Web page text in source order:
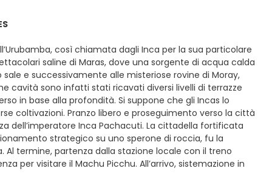
così chiamata dagli Inca per la sua particolare
saline di Maras, dove una sorgente di acqua calda
e successivamente alle misteriose rovine di Moray,
cavità sono infatti stati ricavati diversi livelli di terrazze
in base alla profondità. Si suppone che gli Incas lo
coltivazioni. Pranzo libero e proseguimento verso la città
dell’imperatore Inca Pachacuti. La cittadella fortificata
strategico su uno sperone di roccia, fu la
termine, partenza dalla stazione locale con il treno
per visitare il Machu Picchu. All’arrivo, sistemazione in